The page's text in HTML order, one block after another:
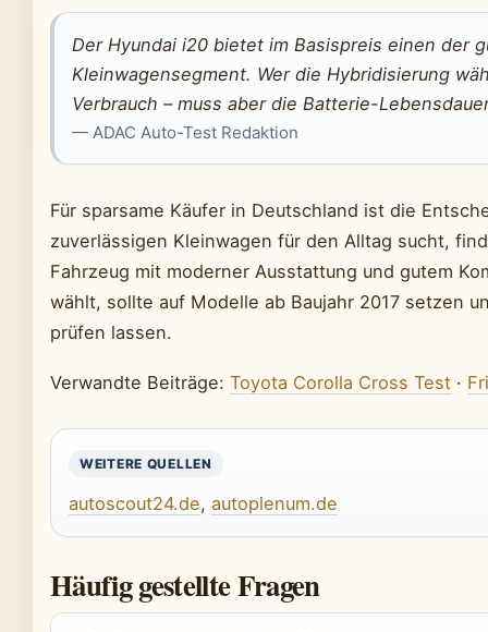
Der Hyundai i20 bietet im Basispreis einen der
Kleinwagensegment. Wer die Hybridisierung
Verbrauch – muss aber die Batterie-
— ADAC Auto-Test Redaktion
Für sparsame Käufer in Deutschland ist die
zuverlässigen Kleinwagen für den Alltag sucht,
Fahrzeug mit moderner Ausstattung und gutem
wählt, sollte auf Modelle ab Baujahr 2017 setzen
prüfen lassen.
Verwandte Beiträge: Toyota Corolla Cross Test ·
WEITERE QUELLEN
autoscout24.de, autoplenum.de
Häufig gestellte Fragen